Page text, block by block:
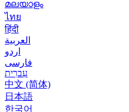
മലയാളം
ไทย
हिंदी
العربية
اردو
فارسی
עִברִית
中文 (简体)
日本語
한국어